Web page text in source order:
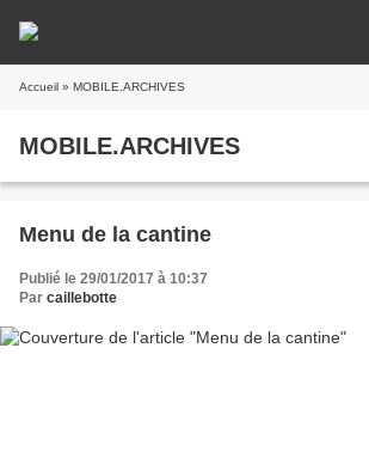
Accueil » MOBILE.ARCHIVES
MOBILE.ARCHIVES
Menu de la cantine
Publié le 29/01/2017 à 10:37
Par caillebotte